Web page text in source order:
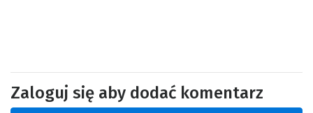
Zaloguj się aby dodać komentarz